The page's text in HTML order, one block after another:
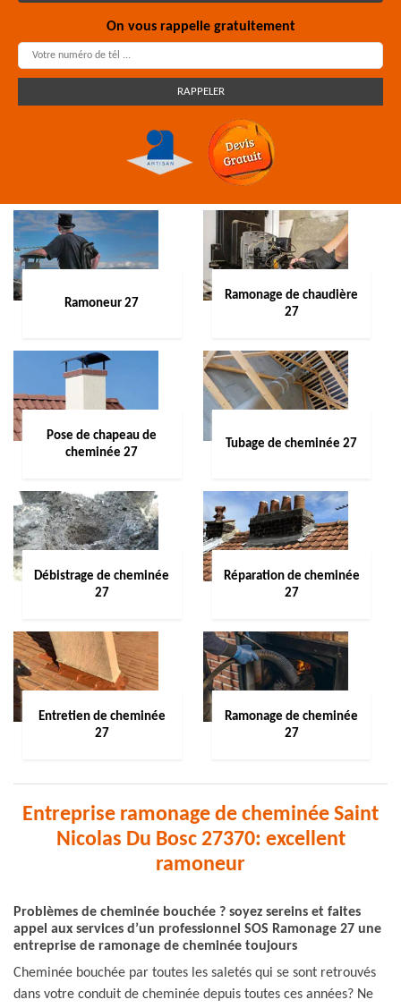
On vous rappelle gratuitement
Ramoneur 27
Ramonage de chaudière
27
Pose de chapeau de
cheminée 27
Tubage de cheminée 27
Débistrage de cheminée
27
Réparation de cheminée
27
Entretien de cheminée
27
Ramonage de cheminée
27
Entreprise ramonage de cheminée Saint
Nicolas Du Bosc 27370: excellent
ramoneur
Problèmes de cheminée bouchée ? soyez sereins et faites
appel aux services d’un professionnel SOS Ramonage 27 une
entreprise de ramonage de cheminée toujours
Cheminée bouchée par toutes les saletés qui se sont retrouvés
dans votre conduit de cheminée depuis toutes ces années? Ne